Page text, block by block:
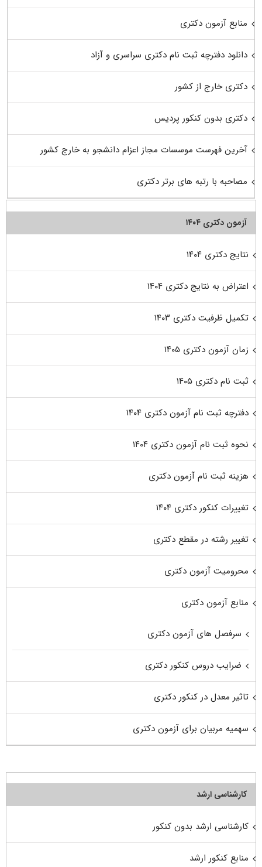
منابع آزمون دکتری
دانلود دفترچه ثبت نام دکتری سراسری و آزاد
دکتری خارج از کشور
دکتری بدون کنکور پردیس
آخرین فهرست موسسات مجاز اعزام دانشجو به خارج کشور
مصاحبه با رتبه های برتر دکتری
آزمون دکتری ۱۴۰۴
نتایج دکتری ۱۴۰۴
اعتراض به نتایج دکتری ۱۴۰۴
تکمیل ظرفیت دکتری ۱۴۰۳
زمان آزمون دکتری ۱۴۰۵
ثبت نام دکتری ۱۴۰۵
دفترچه ثبت نام آزمون دکتری ۱۴۰۴
نحوه ثبت نام آزمون دکتری ۱۴۰۴
هزینه ثبت نام آزمون دکتری
تغییرات کنکور دکتری ۱۴۰۴
تغییر رشته در مقطع دکتری
محرومیت آزمون دکتری
منابع آزمون دکتری
سرفصل های آزمون دکتری
ضرایب دروس کنکور دکتری
تاثیر معدل در کنکور دکتری
سهمیه مربیان برای آزمون دکتری
کارشناسی ارشد
کارشناسی ارشد بدون کنکور
منابع کنکور ارشد